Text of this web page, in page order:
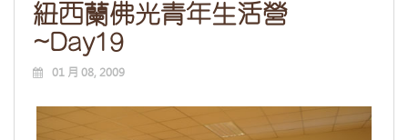
紐西蘭佛光青年生活營
~Day19
01 月 08, 2009